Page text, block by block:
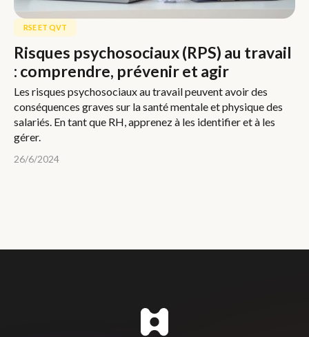
RSE ET QVT
Risques psychosociaux (RPS) au travail
: comprendre, prévenir et agir
Les risques psychosociaux au travail peuvent avoir des
conséquences graves sur la santé mentale et physique des
salariés. En tant que RH, apprenez à les identifier et à les
gérer.
26/6/2024